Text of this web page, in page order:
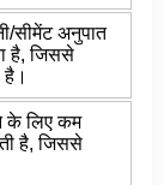
सीमेंट अनुपात
है, जिससे
के लिए कम
है, जिससे